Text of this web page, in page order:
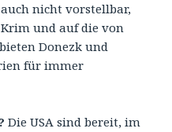
nicht vorstellbar,
und auf die von
Donezk und
für immer
Die USA sind bereit, im